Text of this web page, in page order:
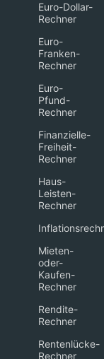
Euro-Dollar-
Rechner
Euro-
Franken-
Rechner
Euro-
Pfund-
Rechner
Finanzielle-
Freiheit-
Rechner
Haus-
Leisten-
Rechner
Mieten-
oder-
Kaufen-
Rechner
Rendite-
Rechner
Rentenlücke-
Rechner